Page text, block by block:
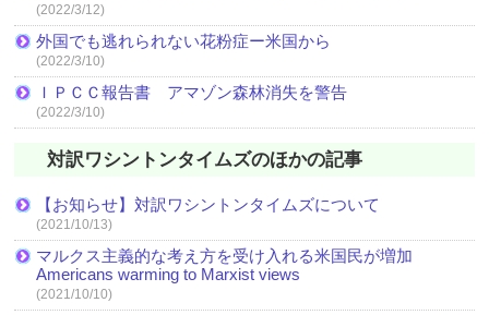
(2022/3/12)
外国でも逃れられない花粉症ー米国から
(2022/3/10)
ＩＰＣＣ報告書 アマゾン森林消失を警告
(2022/3/10)
対訳ワシントンタイムズのほかの記事
【お知らせ】対訳ワシントンタイムズについて
(2021/10/13)
マルクス主義的な考え方を受け入れる米国民が増加
Americans warming to Marxist views
(2021/10/10)